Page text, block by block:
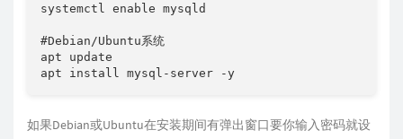
systemctl enable mysqld
#Debian/Ubuntu系统
apt update
apt install mysql-server -y
如果Debian或Ubuntu在安装期间有弹出窗口要你输入密码就设